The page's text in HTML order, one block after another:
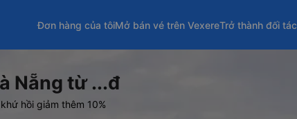
Đơn hàng của tôiMở bán vé trên VexereTrở thành đối tác
Nẵng từ ...đ
hồi giảm thêm 10%